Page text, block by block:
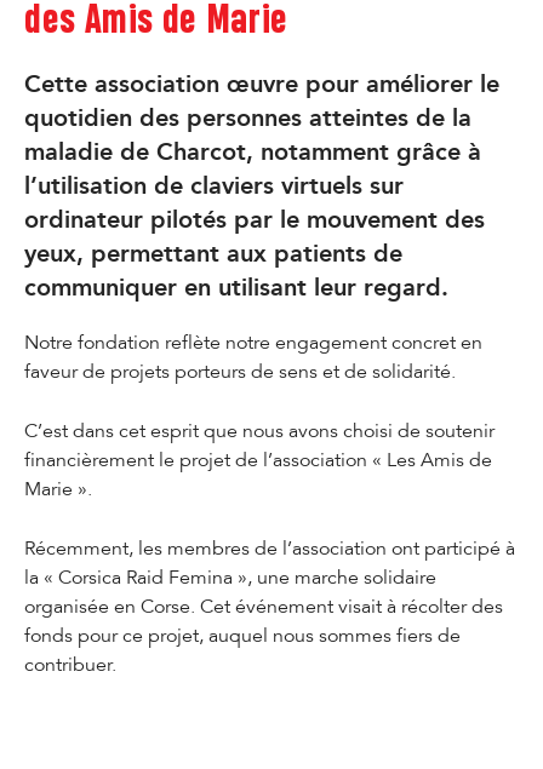
des Amis de Marie
Cette association œuvre pour améliorer le
quotidien des personnes atteintes de la
maladie de Charcot, notamment grâce à
l’utilisation de claviers virtuels sur
ordinateur pilotés par le mouvement des
yeux, permettant aux patients de
communiquer en utilisant leur regard.
Notre fondation reflète notre engagement concret en
faveur de projets porteurs de sens et de solidarité.
C’est dans cet esprit que nous avons choisi de soutenir
financièrement le projet de l’association « Les Amis de
Marie ».
Récemment, les membres de l’association ont participé à
la « Corsica Raid Femina », une marche solidaire
organisée en Corse. Cet événement visait à récolter des
fonds pour ce projet, auquel nous sommes fiers de
contribuer.